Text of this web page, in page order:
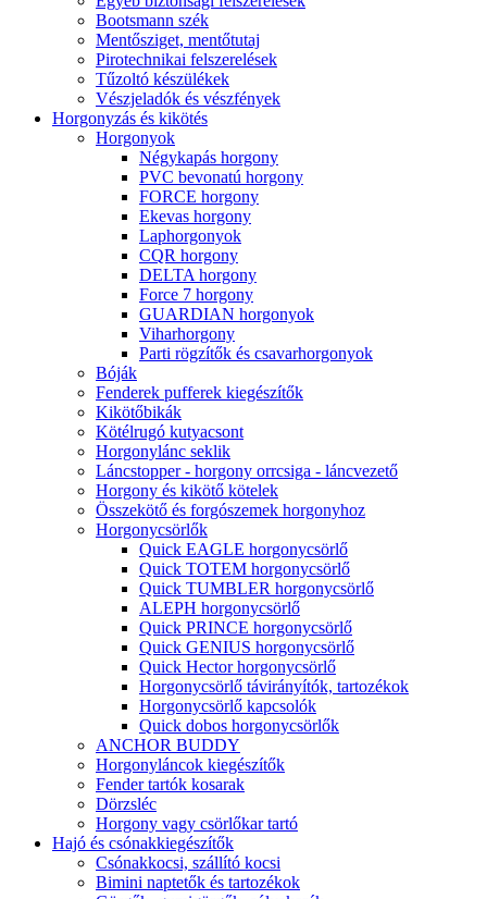
Bootsmann szék
Mentősziget, mentőtutaj
Pirotechnikai felszerelések
Tűzoltó készülékek
Vészjeladók és vészfények
Horgonyzás és kikötés
Horgonyok
Négykapás horgony
PVC bevonatú horgony
FORCE horgony
Ekevas horgony
Laphorgonyok
CQR horgony
DELTA horgony
Force 7 horgony
GUARDIAN horgonyok
Viharhorgony
Parti rögzítők és csavarhorgonyok
Bóják
Fenderek pufferek kiegészítők
Kikötőbikák
Kötélrugó kutyacsont
Horgonylánc seklik
Láncstopper - horgony orrcsiga - láncvezető
Horgony és kikötő kötelek
Összekötő és forgószemek horgonyhoz
Horgonycsörlők
Quick EAGLE horgonycsörlő
Quick TOTEM horgonycsörlő
Quick TUMBLER horgonycsörlő
ALEPH horgonycsörlő
Quick PRINCE horgonycsörlő
Quick GENIUS horgonycsörlő
Quick Hector horgonycsörlő
Horgonycsörlő távirányítók, tartozékok
Horgonycsörlő kapcsolók
Quick dobos horgonycsörlők
ANCHOR BUDDY
Horgonyláncok kiegészítők
Fender tartók kosarak
Dörzsléc
Horgony vagy csörlőkar tartó
Hajó és csónakkiegészítők
Csónakkocsi, szállító kocsi
Bimini naptetők és tartozékok